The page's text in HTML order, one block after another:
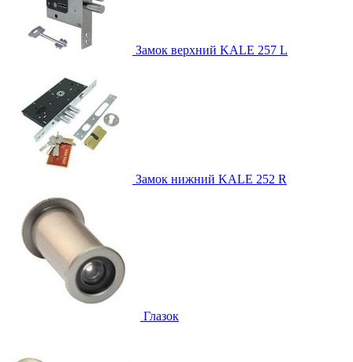
Замок верхний KALE 257 L
Замок нижний KALE 252 R
Глазок